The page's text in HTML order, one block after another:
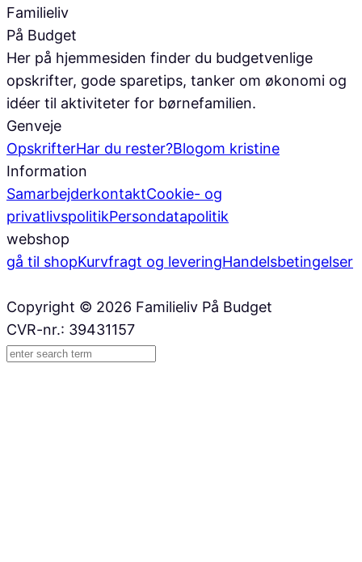
Familieliv
På Budget
Her på hjemmesiden finder du budgetvenlige
opskrifter, gode sparetips, tanker om økonomi og
idéer til aktiviteter for børnefamilien.
Genveje
OpskrifterHar du rester?Blogom kristine
Information
SamarbejderkontaktCookie- og
privatlivspolitikPersondatapolitik
webshop
gå til shopKurvfragt og leveringHandelsbetingelser
Copyright © 2026 Familieliv På Budget
CVR-nr.: 39431157